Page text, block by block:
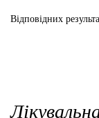
Відповідних